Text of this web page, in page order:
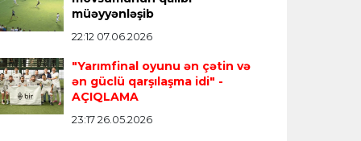
argentinalı futbolçusunu
icarəyə göndərdi
22:57 07.08.2026
Zinəddin Zidanın oğlu ilə
ayırdı
müəyyənləşib
22:12 07.06.2026
"Yarımfinal oyunu ən çətin və
ən güclü qarşılaşma idi" -
AÇIQLAMA
23:17 26.05.2026